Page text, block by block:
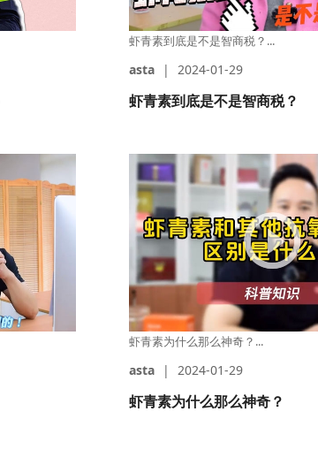
虾青素到底是不是智商税？...
asta | 2024-01-29
虾青素到底是不是智商税？
虾青素为什么那么神奇？...
asta | 2024-01-29
虾青素为什么那么神奇？